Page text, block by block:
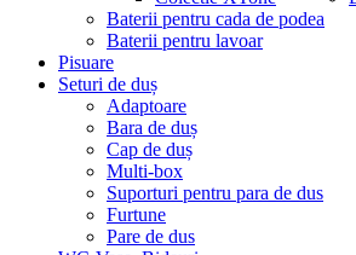
Baterii pentru cada de podea
Baterii pentru lavoar
Pisuare
Seturi de duș
Adaptoare
Bara de duș
Cap de duș
Multi-box
Suporturi pentru para de dus
Furtune
Pare de dus